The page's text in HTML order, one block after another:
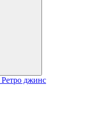
Ретро джинс